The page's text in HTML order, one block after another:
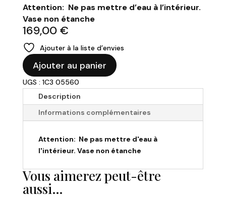
Attention: Ne pas mettre d’eau à l’intérieur.
Vase non étanche
169,00 €
Ajouter à la liste d’envies
quantité
de
Vase
Rond
"Fashion.2"
Ajouter au panier
UGS : 1C3 05560
Description
Informations complémentaires
Attention: Ne pas mettre d'eau à
l'intérieur. Vase non étanche
Vous aimerez peut-être
aussi…